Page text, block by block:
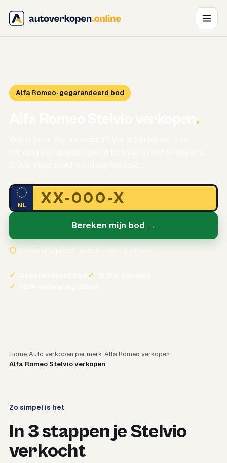
Alfa Romeo· gegarandeerd bod
.
NL
Bereken mijn bod →
✓ ✓
✓
Home Auto verkopen per merk Alfa Romeo verkopen
Alfa Romeo Stelvio verkopen
Zo simpel is het
In 3 stappen je Stelvio
verkocht